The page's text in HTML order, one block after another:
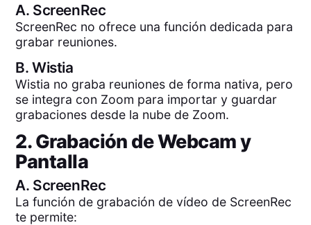
A. ScreenRec
ScreenRec no ofrece una función dedicada para
grabar reuniones.
B.Wistia
Wistia no graba reuniones de forma nativa, pero
se integra con Zoom para importar y guardar
grabaciones desde la nube de Zoom.
2. Grabación de Webcam y
Pantalla
A. ScreenRec
La función de grabación de vídeo de ScreenRec
te permite: